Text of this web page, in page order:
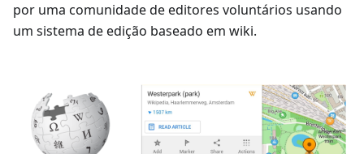
por uma comunidade de editores voluntários usando
um sistema de edição baseado em wiki.